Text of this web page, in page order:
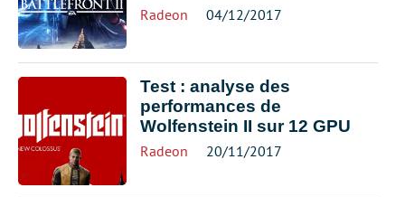
Radeon 04/12/2017
Test : analyse des
performances de
Wolfenstein II sur 12 GPU
Radeon 20/11/2017